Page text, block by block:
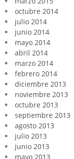
octubre 2014
julio 2014
junio 2014
mayo 2014
abril 2014
marzo 2014
febrero 2014
diciembre 2013
noviembre 2013
octubre 2013
septiembre 2013
agosto 2013
julio 2013
junio 2013
mayo 2013